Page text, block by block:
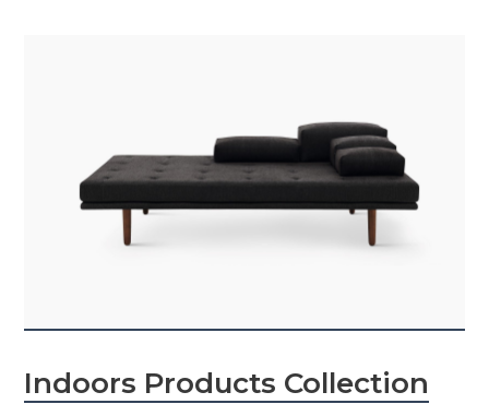
Indoors Products Collection